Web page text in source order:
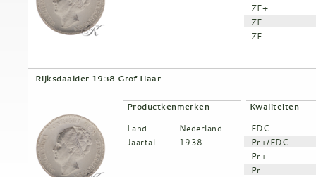
ZF+
ZF
ZF-
Rijksdaalder 1938 Grof Haar
Productkenmerken
Land
Nederland
Jaartal
1938
Kwaliteiten
FDC-
Pr+/FDC-
Pr+
Pr